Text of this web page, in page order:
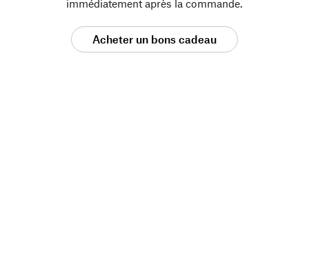
immédiatement après la commande.
Acheter un bons cadeau